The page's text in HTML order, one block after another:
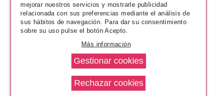
CATRICE
CATRICE ETERNAL RED MINI
VOLUMEN GLAM & DOLL
Pvr 2.99€
-16%
desde
2.50€
mejorar nuestros servicios y mostrarle publicidad
relacionada con sus preferencias mediante el análisis de
sus hábitos de navegación. Para dar su consentimiento
sobre su uso pulse el botón Acepto.
Más información